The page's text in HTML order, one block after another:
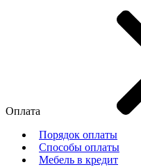
Оплата
Порядок оплаты
Способы оплаты
Мебель в кредит